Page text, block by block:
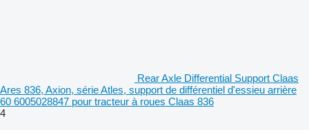
Rear Axle Differential Support Claas
Ares 836, Axion, série Atles, support de différentiel d'essieu arrière
60 6005028847 pour tracteur à roues Claas 836
4